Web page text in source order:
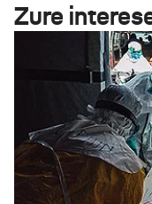
Zure